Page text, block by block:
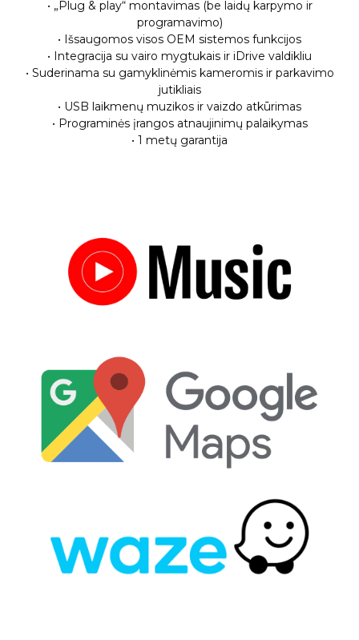
• „Plug & play“ montavimas (be laidų karpymo ir
programavimo)
• Išsaugomos visos OEM sistemos funkcijos
• Integracija su vairo mygtukais ir iDrive valdikliu
• Suderinama su gamyklinėmis kameromis ir parkavimo
jutikliais
• USB laikmenų muzikos ir vaizdo atkūrimas
• Programinės įrangos atnaujinimų palaikymas
• 1 metų garantija